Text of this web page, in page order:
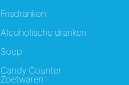
Frisdranken
Alcoholische dranken
Soep
Candy Counter
Zoetwaren